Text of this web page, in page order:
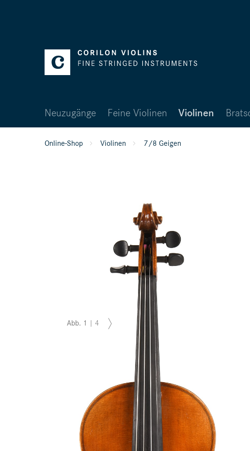
Neuzugänge Feine Violinen Violinen
Online-Shop Violinen 7/8 Geigen
Abb. 1 | 4